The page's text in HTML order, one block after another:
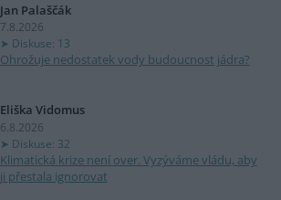
Jan Palaščák
7.8.2026
Diskuse: 13
Ohrožuje nedostatek vody budoucnost jádra?
Eliška Vidomus
6.8.2026
Diskuse: 32
Klimatická krize není over. Vyzýváme vládu, aby
ji přestala ignorovat